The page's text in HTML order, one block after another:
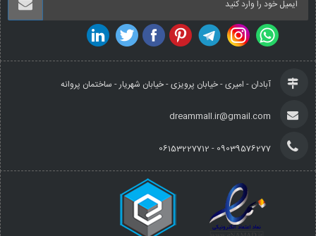
آبادان - امیری - خیابان پرویزی - خیابان شهریار - ساختمان پروانه
dreammall.ir@gmail.com
09039576277 - 06153227712